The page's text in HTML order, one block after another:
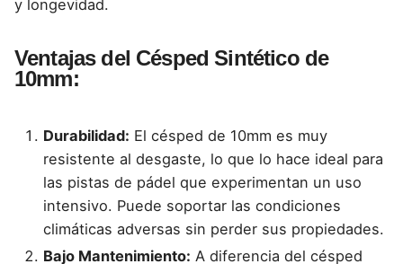
y longevidad.
Ventajas del Césped Sintético de
10mm:
Durabilidad: El césped de 10mm es muy
resistente al desgaste, lo que lo hace ideal para
las pistas de pádel que experimentan un uso
intensivo. Puede soportar las condiciones
climáticas adversas sin perder sus propiedades.
Bajo Mantenimiento: A diferencia del césped